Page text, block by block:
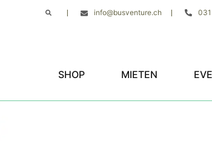
info@busventure.ch
SHOP MIETEN